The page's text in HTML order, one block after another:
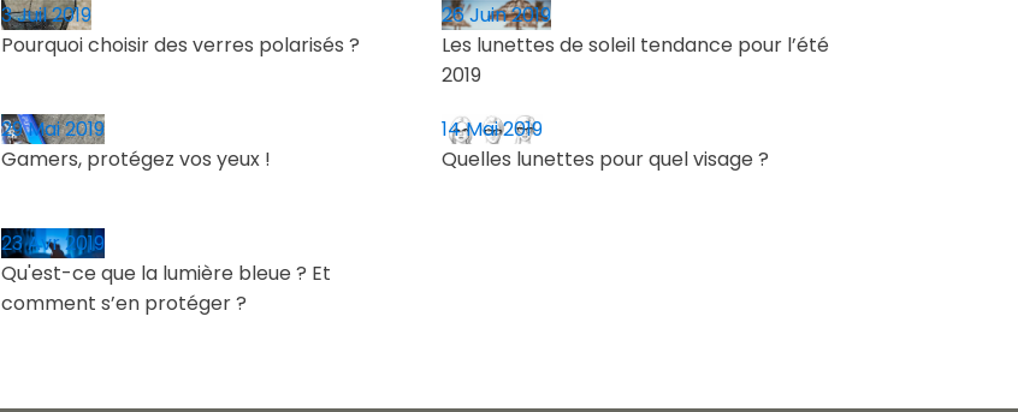
3 Juil 2019
Pourquoi choisir des verres polarisés ?
26 Juin 2019
Les lunettes de soleil tendance pour l’été
2019
29 Mai 2019
Gamers, protégez vos yeux !
14 Mai 2019
Quelles lunettes pour quel visage ?
23 Avr 2019
Qu'est-ce que la lumière bleue ? Et
comment s’en protéger ?